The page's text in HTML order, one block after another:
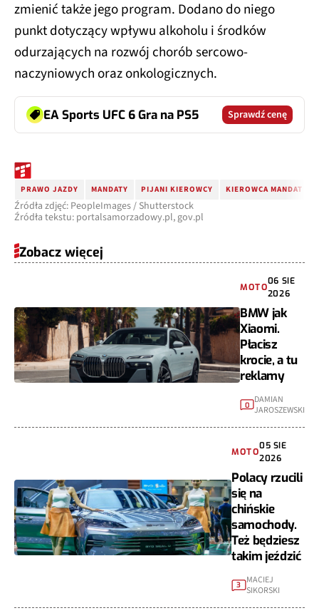
zmienić także jego program. Dodano do niego
punkt dotyczący wpływu alkoholu i środków
odurzających na rozwój chorób sercowo-
naczyniowych oraz onkologicznych.
EA Sports UFC 6 Gra na PS5 Sprawdź cenę
PRAWO JAZDY MANDATY PIJANI KIEROWCY KIEROWCA MANDAT
Źródła zdjęć: PeopleImages / Shutterstock
Źródła tekstu: portalsamorzadowy.pl, gov.pl
Zobacz więcej
MOTO
06 SIE
2026
BMW jak
Xiaomi.
Płacisz
krocie, a tu
reklamy
0
DAMIAN
JAROSZEWSKI
MOTO
05 SIE
2026
Polacy rzucili
się na
chińskie
samochody.
Też będziesz
takim jeździć
3
MACIEJ
SIKORSKI